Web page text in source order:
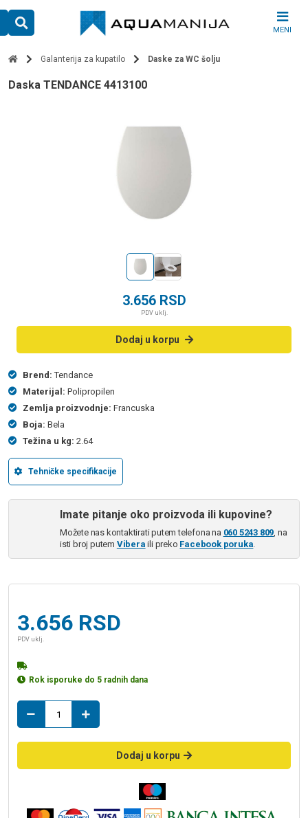
content
MENI
Galanterija za kupatilo Daske za WC šolju
daska TENDANCE 4413100
3.656 RSD
PDV uklj.
Dodaj u korpu
Brend: Tendance
Materijal: Polipropilen
Zemlja proizvodnje: Francuska
Boja: Bela
Težina u kg: 2.64
Tehničke specifikacije
Imate pitanje oko proizvoda ili kupovine?
Možete nas kontaktirati putem telefona na 060 5243 809, na
isti broj putem Vibera ili preko Facebook poruka.
3.656 RSD
PDV uklj.
Rok isporuke do 5 radnih dana
TENDANCE
4413100
Dodaj u korpu